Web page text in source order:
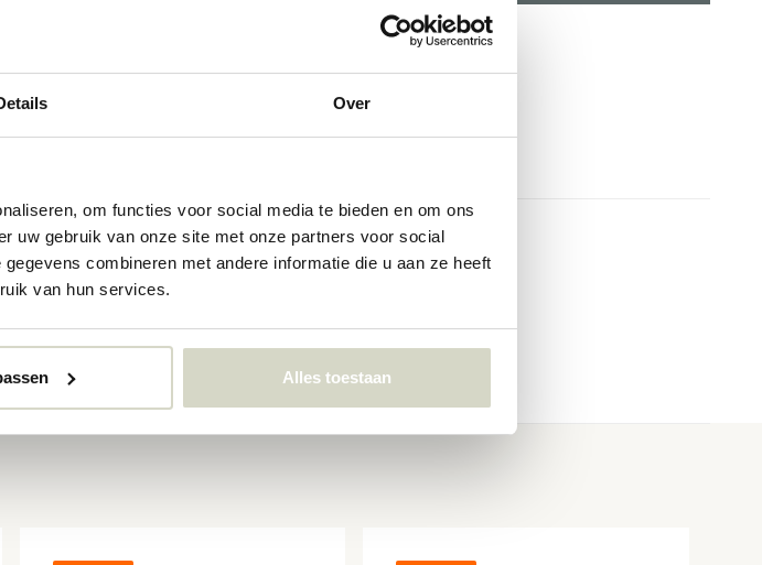
Over
om functies voor social media te bieden en om ons
uw gebruik van onze site met onze partners voor social
combineren met andere informatie die u aan ze heeft
van hun services.
Alles toestaan